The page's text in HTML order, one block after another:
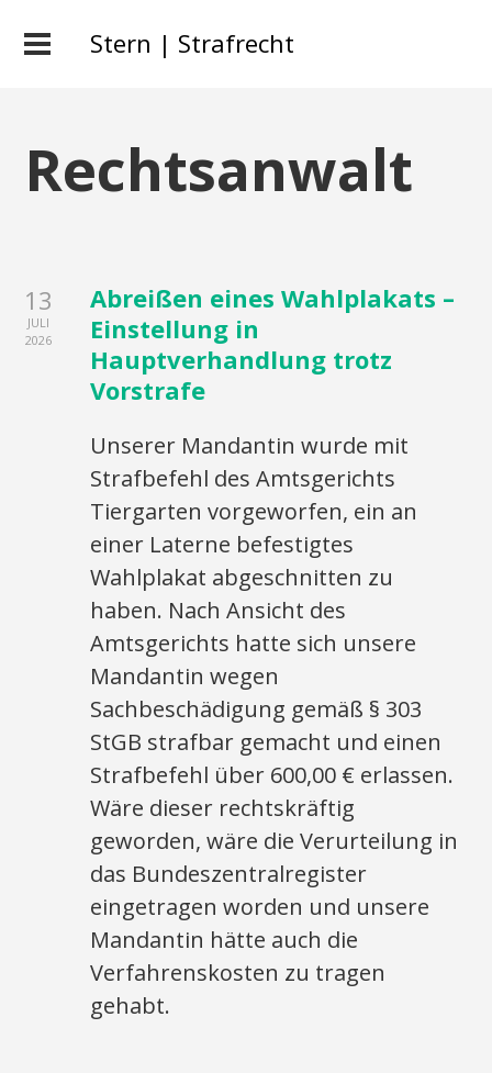
Stern | Strafrecht
Rechtsanwalt
13
JULI
2026
Abreißen eines Wahlplakats –
Einstellung in
Hauptverhandlung trotz
Vorstrafe
Unserer Mandantin wurde mit
Strafbefehl des Amtsgerichts
Tiergarten vorgeworfen, ein an
einer Laterne befestigtes
Wahlplakat abgeschnitten zu
haben. Nach Ansicht des
Amtsgerichts hatte sich unsere
Mandantin wegen
Sachbeschädigung gemäß § 303
StGB strafbar gemacht und einen
Strafbefehl über 600,00 € erlassen.
Wäre dieser rechtskräftig
geworden, wäre die Verurteilung in
das Bundeszentralregister
eingetragen worden und unsere
Mandantin hätte auch die
Verfahrenskosten zu tragen
gehabt.